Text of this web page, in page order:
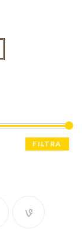
FILTRA